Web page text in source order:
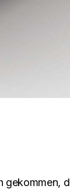
gekommen,